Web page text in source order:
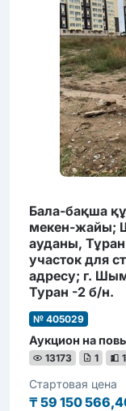
Бала-бақша
мекен-жайы;
ауданы,
участок для
адресу; г.
Туран -2 б/н.
№ 405029
Аукцион на
13173 1 1
Стартовая цена
₸ 59 150